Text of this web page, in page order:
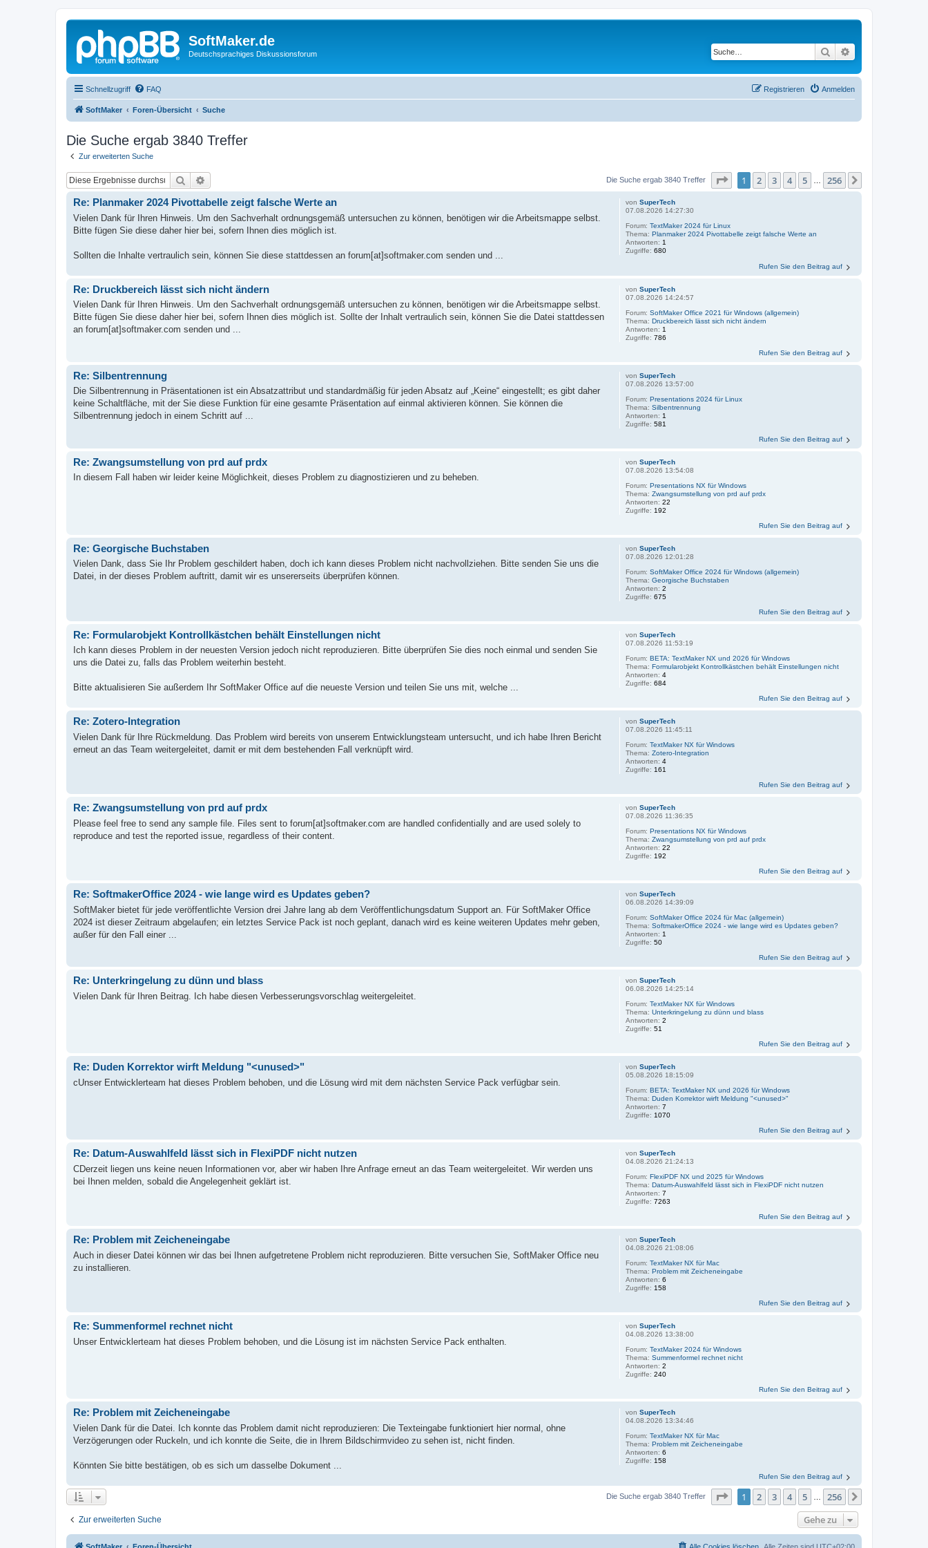
SoftMaker.de
Deutschsprachiges Diskussionsforum Suche
Schnellzugriff FAQ Anmelden
Registrieren
SoftMaker Foren-Übersicht Suche
Die Suche ergab 3840 Treffer
Zur erweiterten Suche
Suche Die Suche ergab 3840 Treffer Seite von256
1 2 3 4 5 256
vonSuperTech
07.08.2026 14:27:30
Forum:TextMaker 2024 für Linux
Thema:Planmaker 2024 Pivottabelle zeigt falsche Werte an
Antworten: 1
Zugriffe:680
Re: Planmaker 2024 Pivottabelle zeigt falsche Werte an
Vielen Dank für Ihren Hinweis. Um den Sachverhalt ordnungsgemäß untersuchen zu können, benötigen wir die Arbeitsmappe selbst.
Bitte fügen Sie diese daher hier bei, sofern Ihnen dies möglich ist.
Sollten die Inhalte vertraulich sein, können Sie diese stattdessen an forum[at]softmaker.com senden und ...
Rufen Sie den Beitrag auf
vonSuperTech
07.08.2026 14:24:57
Forum:SoftMaker Office 2021 für Windows (allgemein)
Thema:Druckbereich lässt sich nicht ändern
Antworten: 1
Zugriffe:786
Re: Druckbereich lässt sich nicht ändern
Vielen Dank für Ihren Hinweis. Um den Sachverhalt ordnungsgemäß untersuchen zu können, benötigen wir die Arbeitsmappe selbst.
Bitte fügen Sie diese daher hier bei, sofern Ihnen dies möglich ist. Sollte der Inhalt vertraulich sein, können Sie die Datei stattdessen
an forum[at]softmaker.com senden und ...
Rufen Sie den Beitrag auf
vonSuperTech
07.08.2026 13:57:00
Forum:Presentations 2024 für Linux
Thema:Silbentrennung
Antworten: 1
Zugriffe:581
Re: Silbentrennung
Die Silbentrennung in Präsentationen ist ein Absatzattribut und standardmäßig für jeden Absatz auf „Keine“ eingestellt; es gibt daher
keine Schaltfläche, mit der Sie diese Funktion für eine gesamte Präsentation auf einmal aktivieren können. Sie können die
Silbentrennung jedoch in einem Schritt auf ...
Rufen Sie den Beitrag auf
vonSuperTech
07.08.2026 13:54:08
Forum:Presentations NX für Windows
Thema:Zwangsumstellung von prd auf prdx
Antworten:22
Zugriffe: 192
Re: Zwangsumstellung von prd auf prdx
In diesem Fall haben wir leider keine Möglichkeit, dieses Problem zu diagnostizieren und zu beheben.
Rufen Sie den Beitrag auf
vonSuperTech
07.08.2026 12:01:28
Forum:SoftMaker Office 2024 für Windows (allgemein)
Thema:Georgische Buchstaben
Antworten:2
Zugriffe:675
Re: Georgische Buchstaben
Vielen Dank, dass Sie Ihr Problem geschildert haben, doch ich kann dieses Problem nicht nachvollziehen. Bitte senden Sie uns die
Datei, in der dieses Problem auftritt, damit wir es unsererseits überprüfen können.
Rufen Sie den Beitrag auf
vonSuperTech
07.08.2026 11:53:19
Forum:BETA: TextMaker NX und 2026 für Windows
Thema:Formularobjekt Kontrollkästchen behält Einstellungen nicht
Antworten:4
Zugriffe:684
Re: Formularobjekt Kontrollkästchen behält Einstellungen nicht
Ich kann dieses Problem in der neuesten Version jedoch nicht reproduzieren. Bitte überprüfen Sie dies noch einmal und senden Sie
uns die Datei zu, falls das Problem weiterhin besteht.
Bitte aktualisieren Sie außerdem Ihr SoftMaker Office auf die neueste Version und teilen Sie uns mit, welche ...
Rufen Sie den Beitrag auf
vonSuperTech
07.08.2026 11:45:11
Forum:TextMaker NX für Windows
Thema:Zotero-Integration
Antworten:4
Zugriffe: 161
Re: Zotero-Integration
Vielen Dank für Ihre Rückmeldung. Das Problem wird bereits von unserem Entwicklungsteam untersucht, und ich habe Ihren Bericht
erneut an das Team weitergeleitet, damit er mit dem bestehenden Fall verknüpft wird.
Rufen Sie den Beitrag auf
vonSuperTech
07.08.2026 11:36:35
Forum:Presentations NX für Windows
Thema:Zwangsumstellung von prd auf prdx
Antworten:22
Zugriffe: 192
Re: Zwangsumstellung von prd auf prdx
Please feel free to send any sample file. Files sent to forum[at]softmaker.com are handled confidentially and are used solely to
reproduce and test the reported issue, regardless of their content.
Rufen Sie den Beitrag auf
vonSuperTech
06.08.2026 14:39:09
Forum:SoftMaker Office 2024 für Mac (allgemein)
Thema:SoftmakerOffice 2024 - wie lange wird es Updates geben?
Antworten: 1
Zugriffe:50
Re: SoftmakerOffice 2024 - wie lange wird es Updates geben?
SoftMaker bietet für jede veröffentlichte Version drei Jahre lang ab dem Veröffentlichungsdatum Support an. Für SoftMaker Office
2024 ist dieser Zeitraum abgelaufen; ein letztes Service Pack ist noch geplant, danach wird es keine weiteren Updates mehr geben,
außer für den Fall einer ...
Rufen Sie den Beitrag auf
vonSuperTech
06.08.2026 14:25:14
Forum:TextMaker NX für Windows
Thema:Unterkringelung zu dünn und blass
Antworten:2
Zugriffe:51
Re: Unterkringelung zu dünn und blass
Vielen Dank für Ihren Beitrag. Ich habe diesen Verbesserungsvorschlag weitergeleitet.
Rufen Sie den Beitrag auf
vonSuperTech
05.08.2026 18:15:09
Forum:BETA: TextMaker NX und 2026 für Windows
Thema:Duden Korrektor wirft Meldung "<unused>"
Antworten:7
Zugriffe: 1070
Re: Duden Korrektor wirft Meldung "<unused>"
cUnser Entwicklerteam hat dieses Problem behoben, und die Lösung wird mit dem nächsten Service Pack verfügbar sein.
Rufen Sie den Beitrag auf
vonSuperTech
04.08.2026 21:24:13
Forum:FlexiPDF NX und 2025 für Windows
Thema:Datum-Auswahlfeld lässt sich in FlexiPDF nicht nutzen
Antworten:7
Zugriffe:7263
Re: Datum-Auswahlfeld lässt sich in FlexiPDF nicht nutzen
CDerzeit liegen uns keine neuen Informationen vor, aber wir haben Ihre Anfrage erneut an das Team weitergeleitet. Wir werden uns
bei Ihnen melden, sobald die Angelegenheit geklärt ist.
Rufen Sie den Beitrag auf
vonSuperTech
04.08.2026 21:08:06
Forum:TextMaker NX für Mac
Thema:Problem mit Zeicheneingabe
Antworten:6
Zugriffe: 158
Re: Problem mit Zeicheneingabe
Auch in dieser Datei können wir das bei Ihnen aufgetretene Problem nicht reproduzieren. Bitte versuchen Sie, SoftMaker Office neu
zu installieren.
Rufen Sie den Beitrag auf
vonSuperTech
04.08.2026 13:38:00
Forum:TextMaker 2024 für Windows
Thema:Summenformel rechnet nicht
Antworten:2
Zugriffe:240
Re: Summenformel rechnet nicht
Unser Entwicklerteam hat dieses Problem behoben, und die Lösung ist im nächsten Service Pack enthalten.
Rufen Sie den Beitrag auf
vonSuperTech
04.08.2026 13:34:46
Forum:TextMaker NX für Mac
Thema:Problem mit Zeicheneingabe
Antworten:6
Zugriffe: 158
Re: Problem mit Zeicheneingabe
Vielen Dank für die Datei. Ich konnte das Problem damit nicht reproduzieren: Die Texteingabe funktioniert hier normal, ohne
Verzögerungen oder Ruckeln, und ich konnte die Seite, die in Ihrem Bildschirmvideo zu sehen ist, nicht finden.
Könnten Sie bitte bestätigen, ob es sich um dasselbe Dokument ...
Rufen Sie den Beitrag auf
Die Suche ergab 3840 Treffer Seite von256
1 2 3 4 5 256
Zur erweiterten Suche Gehe zu
SoftMaker Foren-Übersicht Alle Zeiten sind UTC+02:00
Alle Cookies löschen